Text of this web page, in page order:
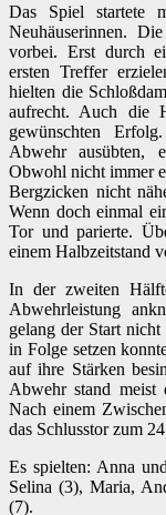
Das Spiel startete
Neuhäuserinnen.
vorbei. Erst durch
ersten Treffer
hielten die
aufrecht. Auch die
gewünschten
Abwehr ausübten,
Obwohl nicht immer
Bergzicken nicht
Wenn doch einmal
Tor und parierte.
einem Halbzeitstand
In der zweiten
Abwehrleistung
gelang der Start
in Folge setzen
auf ihre Stärken
Abwehr stand meist
Nach einem
das Schlusstor zum
Es spielten: Anna
Selina (3), Maria,
(7).